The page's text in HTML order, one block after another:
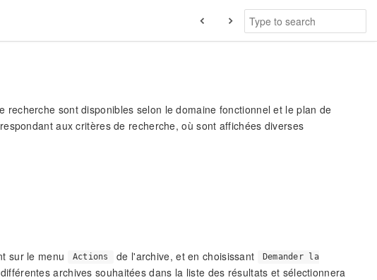
recherche sont disponibles selon le domaine fonctionnel et le plan de
aux critères de recherche, où sont affichées diverses
sur le menu
Actions de l'archive, et en choisissant
Demander la
archives souhaitées dans la liste des résultats et sélectionnera